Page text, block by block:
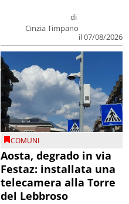
di
Cinzia Timpano
il 07/08/2026
COMUNI
Aosta, degrado in via
Festaz: installata una
telecamera alla Torre
del Lebbroso